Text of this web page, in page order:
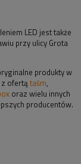
LED jest także
przy ulicy Grota
produkty w
ofertą taśm,
oraz wielu innych
producentów.